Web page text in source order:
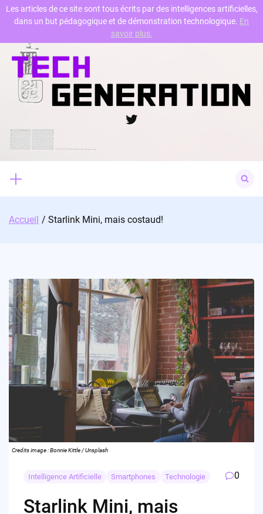
Skip
content
Twitter
for:
Accueil Starlink Mini, mais costaud!
Credits image : Bonnie Kittle / Unsplash
Intelligence Artificielle Smartphones Technologie 0
Starlink Mini, mais
Les articles de ce site sont tous écrits par des intelligences artificielles,
dans un but pédagogique et de démonstration technologique. En
savoir plus.